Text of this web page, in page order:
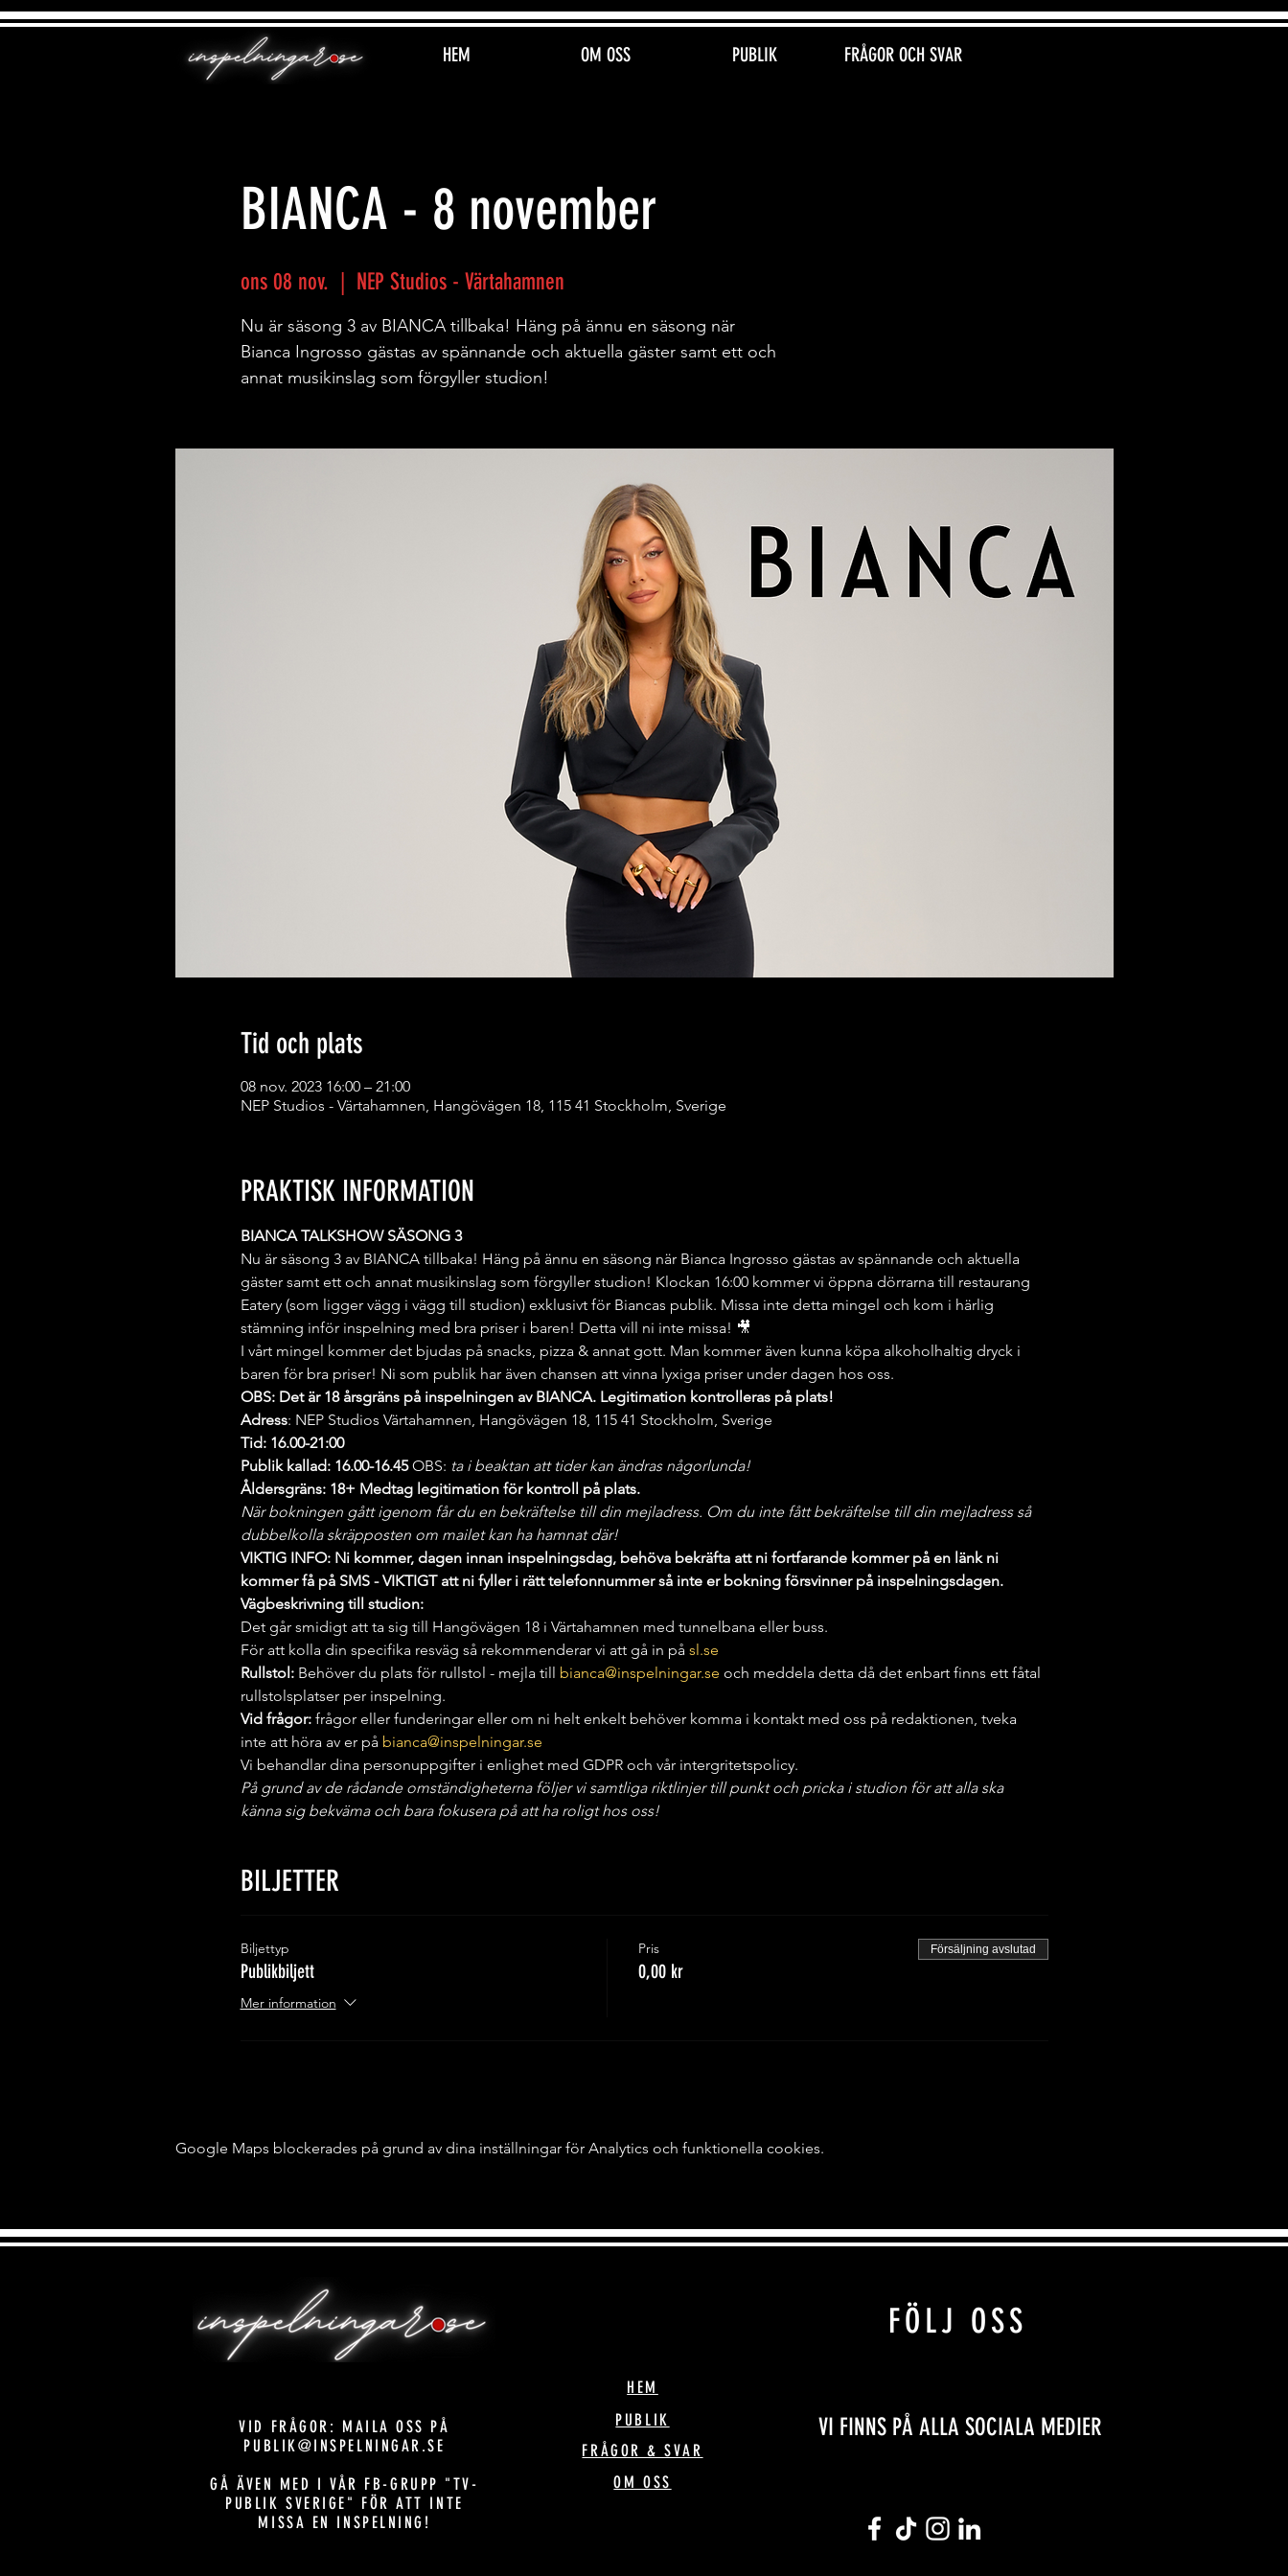
HEM OM OSS PUBLIK FRÅGOR OCH SVAR
BIANCA - 8 november
ons 08 nov. NEP Studios - Värtahamnen
Nu är säsong 3 av BIANCA tillbaka! Häng på ännu en säsong när
Bianca Ingrosso gästas av spännande och aktuella gäster samt ett och
annat musikinslag som förgyller studion!
Tid och plats
08 nov. 2023 16:00 – 21:00
NEP Studios - Värtahamnen, Hangövägen 18, 115 41 Stockholm, Sverige
PRAKTISK INFORMATION
BIANCA TALKSHOW SÄSONG 3
Nu är säsong 3 av BIANCA tillbaka! Häng på ännu en säsong när Bianca Ingrosso gästas av spännande och aktuella
gäster samt ett och annat musikinslag som förgyller studion! Klockan 16:00 kommer vi öppna dörrarna till restaurang
Eatery (som ligger vägg i vägg till studion) exklusivt för Biancas publik. Missa inte detta mingel och kom i härlig
stämning inför inspelning med bra priser i baren! Detta vill ni inte missa! 🎥
I vårt mingel kommer det bjudas på snacks, pizza & annat gott. Man kommer även kunna köpa alkoholhaltig dryck i
baren för bra priser! Ni som publik har även chansen att vinna lyxiga priser under dagen hos oss.
OBS: Det är 18 årsgräns på inspelningen av BIANCA. Legitimation kontrolleras på plats!
Adress: NEP Studios Värtahamnen, Hangövägen 18, 115 41 Stockholm, Sverige
Tid: 16.00-21:00
Publik kallad: 16.00-16.45 OBS: ta i beaktan att tider kan ändras någorlunda!
Åldersgräns: 18+ Medtag legitimation för kontroll på plats.
När bokningen gått igenom får du en bekräftelse till din mejladress. Om du inte fått bekräftelse till din mejladress så
dubbelkolla skräpposten om mailet kan ha hamnat där!
VIKTIG INFO: Ni kommer, dagen innan inspelningsdag, behöva bekräfta att ni fortfarande kommer på en länk ni
kommer få på SMS - VIKTIGT att ni fyller i rätt telefonnummer så inte er bokning försvinner på inspelningsdagen.
Vägbeskrivning till studion:
Det går smidigt att ta sig till Hangövägen 18 i Värtahamnen med tunnelbana eller buss.
För att kolla din specifika resväg så rekommenderar vi att gå in på sl.se
Rullstol: Behöver du plats för rullstol - mejla till bianca@inspelningar.se och meddela detta då det enbart finns ett fåtal
rullstolsplatser per inspelning.
Vid frågor: frågor eller funderingar eller om ni helt enkelt behöver komma i kontakt med oss på redaktionen, tveka
inte att höra av er på bianca@inspelningar.se
Vi behandlar dina personuppgifter i enlighet med GDPR och vår intergritetspolicy.
På grund av de rådande omständigheterna följer vi samtliga riktlinjer till punkt och pricka i studion för att alla ska
känna sig bekväma och bara fokusera på att ha roligt hos oss!
BILJETTER
Biljettyp
Publikbiljett
Mer information
Pris
0,00 kr
Försäljning avslutad
Google Maps blockerades på grund av dina inställningar för Analytics och funktionella cookies.
FÖLJ OSS
VID FRÅGOR: MAILA OSS PÅ
PUBLIK@INSPELNINGAR.SE
GÅ ÄVEN MED I VÅR FB-GRUPP "TV-
PUBLIK SVERIGE" FÖR ATT INTE
MISSA EN INSPELNING!
HEM
PUBLIK
FRÅGOR & SVAR
OM OSS
VI FINNS PÅ ALLA SOCIALA MEDIER